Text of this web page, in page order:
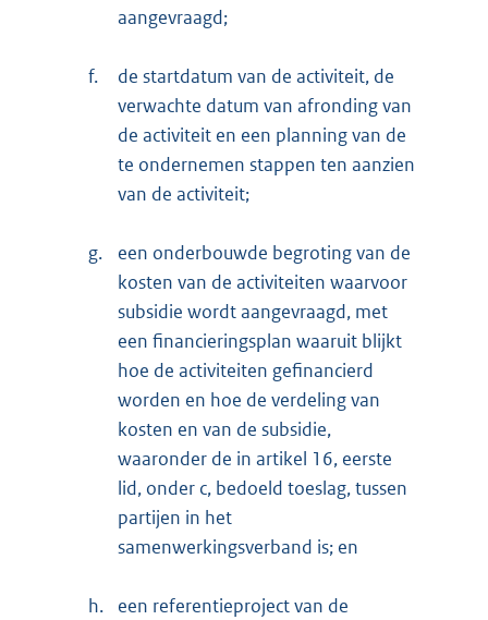
aangevraagd;
f.
de startdatum van de activiteit, de
verwachte datum van afronding van
de activiteit en een planning van de
te ondernemen stappen ten aanzien
van de activiteit;
g.
een onderbouwde begroting van de
kosten van de activiteiten waarvoor
subsidie wordt aangevraagd, met
een financieringsplan waaruit blijkt
hoe de activiteiten gefinancierd
worden en hoe de verdeling van
kosten en van de subsidie,
waaronder de in artikel 16, eerste
lid, onder c, bedoeld toeslag, tussen
partijen in het
samenwerkingsverband is; en
h.
een referentieproject van de